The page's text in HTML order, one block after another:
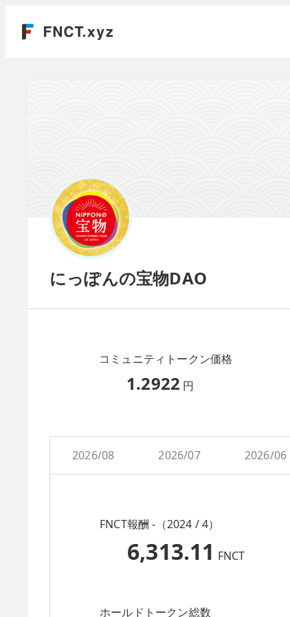
にっぽんの宝物DAO
コミュニティトークン価格
1.2922 円
2026/08 2026/07 2026/06
FNCT報酬 -（2024 / 4）
6,313.11 FNCT
ホールドトークン総数